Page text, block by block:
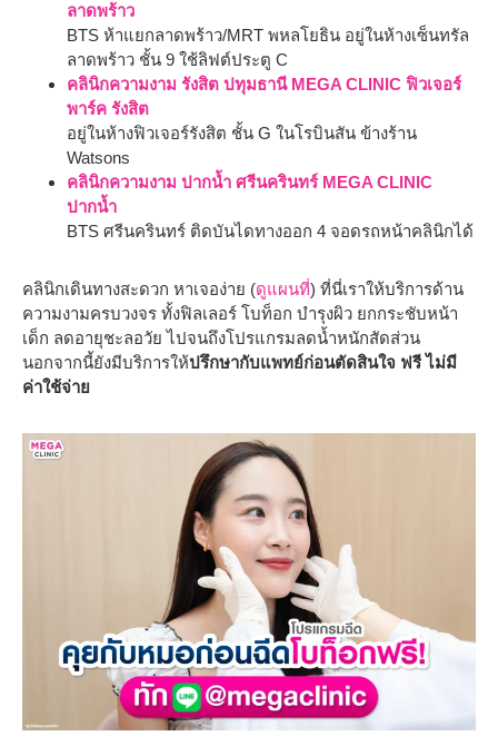
ลาดพร้าว
BTS ห้าแยกลาดพร้าว/MRT พหลโยธิน อยู่ในห้างเซ็นทรัล
ลาดพร้าว ชั้น 9 ใช้ลิฟต์ประตู C
คลินิกความงาม รังสิต ปทุมธานี MEGA CLINIC ฟิวเจอร์
พาร์ค รังสิต
อยู่ในห้างฟิวเจอร์รังสิต ชั้น G ในโรบินสัน ข้างร้าน
Watsons
คลินิกความงาม ปากน้ำ ศรีนครินทร์ MEGA CLINIC
ปากน้ำ
BTS ศรีนครินทร์ ติดบันไดทางออก 4 จอดรถหน้าคลินิกได้
คลินิกเดินทางสะดวก หาเจอง่าย (ดูแผนที่) ที่นี่เราให้บริการด้าน
ความงามครบวงจร ทั้งฟิลเลอร์ โบท็อก บำรุงผิว ยกกระชับหน้า
เด็ก ลดอายุชะลอวัย ไปจนถึงโปรแกรมลดน้ำหนักสัดส่วน
นอกจากนี้ยังมีบริการให้ปรึกษากับแพทย์ก่อนตัดสินใจ ฟรี ไม่มี
ค่าใช้จ่าย